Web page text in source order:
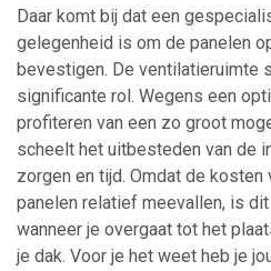
Daar komt bij dat een
gelegenheid is om de panelen
bevestigen. De ventilatieruimte
significante rol. Wegens een
profiteren van een zo groot
scheelt het uitbesteden van de
zorgen en tijd. Omdat de
panelen relatief meevallen, is
wanneer je overgaat tot het
je dak. Voor je het weet heb je